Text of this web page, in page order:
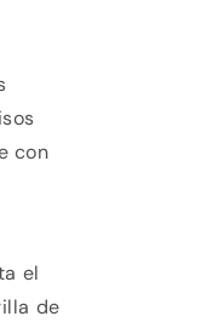
con
el
de